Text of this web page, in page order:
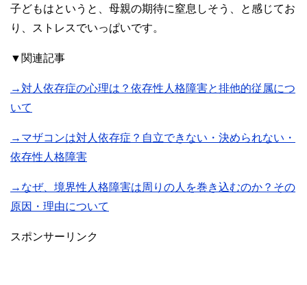
子どもはというと、母親の期待に窒息しそう、と感じてお
り、ストレスでいっぱいです。
▼関連記事
→対人依存症の心理は？依存性人格障害と排他的従属につ
いて
→マザコンは対人依存症？自立できない・決められない・
依存性人格障害
→なぜ、境界性人格障害は周りの人を巻き込むのか？その
原因・理由について
スポンサーリンク